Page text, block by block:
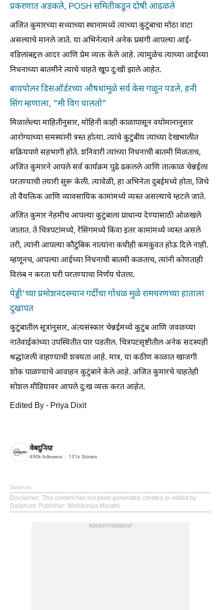
प्रकरणात अडकले, POSH समितीकडून दोषी आढळले
अजित कुमारच्या सध्याच्या स्थानामध्ये त्याच्या कुटुंबाचा मोठा वाटा
असल्याचे मानले जाते. या अभिनेत्याने अनेक प्रसंगी आपल्या आई-
वडिलांबद्दल आदर आणि प्रेम व्यक्त केले आहे. त्यामुळेच त्याच्या आईच्या
निधनाच्या बातमीने त्याचे चाहते खूप दुःखी झाले आहेत.
बायपोलर डिसऑर्डरच्या औषधांमुळे सर्व केस गळून पडले, हनी
सिंग म्हणाला, "मी विग घालतो"
मिळालेल्या माहितीनुसार, मोहिनी काही काळापासून वयोमानानुसार
आरोग्याच्या समस्यांनी त्रस्त होत्या. त्यांचे कुटुंबीय त्यांच्या देखभालीत
सक्रियपणे सहभागी होते. शनिवारी त्यांच्या निधनाची बातमी मिळताच,
अजित कुमारने आपले सर्व कार्यक्रम पुढे ढकलले आणि तात्काळ चेन्नईला
परतण्याची तयारी सुरू केली. त्यावेळी, हा अभिनेता दुबईमध्ये होता, जिथे
तो वैयक्तिक आणि व्यावसायिक कामांमध्ये व्यस्त असल्याचे म्हटले जाते.
अजित कुमार नेहमीच आपल्या कुटुंबाला प्राधान्य देण्यासाठी ओळखले
जातात. ते चित्रपटांमध्ये, रेसिंगमध्ये किंवा इतर कामांमध्ये व्यस्त असले
तरी, त्यांनी आपल्या कौटुंबिक नात्यांना कधीही कमकुवत होऊ दिले नाही.
म्हणूनच, आपल्या आईच्या निधनाची बातमी कळताच, त्यांनी कोणताही
विलंब न करता घरी परतण्याचा निर्णय घेतला.
पेड्डी'च्या प्रमोशनदरम्यान गर्दीचा गोंधळ मुळे रामचरणच्या हाताला
दुखापत
कुटुंबातील सूत्रांनुसार, अंत्यसंस्कार चेन्नईमध्ये कुटुंब आणि जवळच्या
नातेवाईकांच्या उपस्थितीत पार पडतील. चित्रपटसृष्टीतील अनेक सदस्यही
श्रद्धांजली वाहण्याची शक्यता आहे. मात्र, या कठीण काळात खाजगी
शोक पाळण्याचे आवाहन कुटुंबाने केले आहे. अजित कुमारचे चाहतेही
सोशल मीडियावर आपले दुःख व्यक्त करत आहेत.
Edited By - Priya Dixit
वेबदुनिया
490k followers 131k Stories
Dailyhunt
Disclaimer: This content has not been generated, created or edited by
Dailyhunt. Publisher: Webduniya Marathi
ADVERTISEMENT